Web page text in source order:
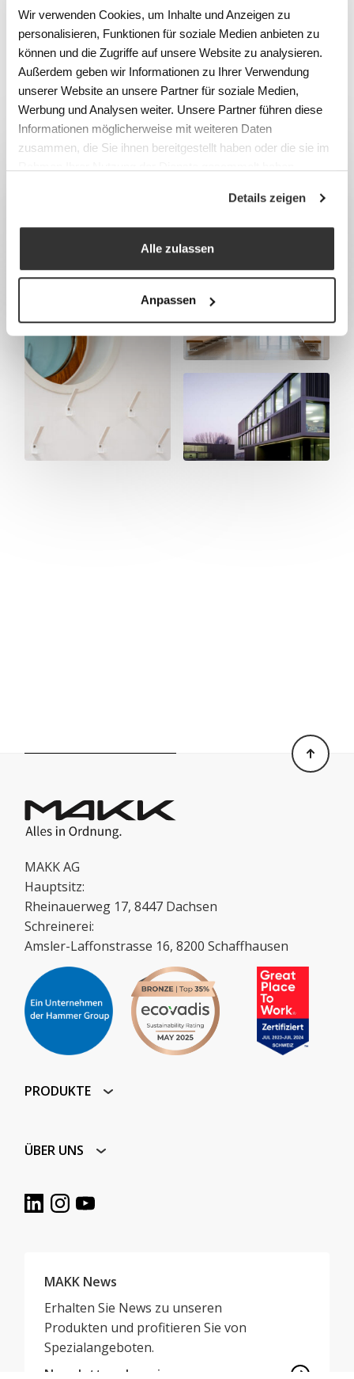
Wir verwenden Cookies, um Inhalte und Anzeigen zu
personalisieren, Funktionen für soziale Medien anbieten zu
können und die Zugriffe auf unsere Website zu analysieren.
Außerdem geben wir Informationen zu Ihrer Verwendung
unserer Website an unsere Partner für soziale Medien,
Werbung und Analysen weiter. Unsere Partner führen diese
Informationen möglicherweise mit weiteren Daten
zusammen, die Sie ihnen bereitgestellt haben oder die sie im
Details zeigen
Alle zulassen
Anpassen
Umkleideschränke
EDIFEA
KATEGORIE
Garderoben, Schränke und Spinde
MAKK AG
Hauptsitz:
Rheinauerweg 17, 8447 Dachsen
Schreinerei:
Amsler-Laffonstrasse 16, 8200 Schaffhausen
PRODUKTE
ÜBER UNS
MAKK News
Erhalten Sie News zu unseren
Produkten und profitieren Sie von
Spezialangeboten.
Newsletter abonnieren